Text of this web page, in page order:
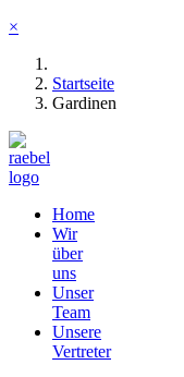
×
Startseite
Gardinen
Home
Wir
über
uns
Unser
Team
Unsere
Vertreter